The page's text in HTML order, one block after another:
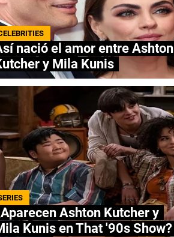
nació el amor entre Ashton
y Mila Kunis
Ashton Kutcher y
Kunis en That '90s Show?